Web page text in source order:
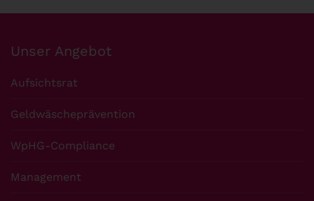
Unser Angebot
Aufsichtsrat
Geldwäscheprävention
WpHG-Compliance
Management